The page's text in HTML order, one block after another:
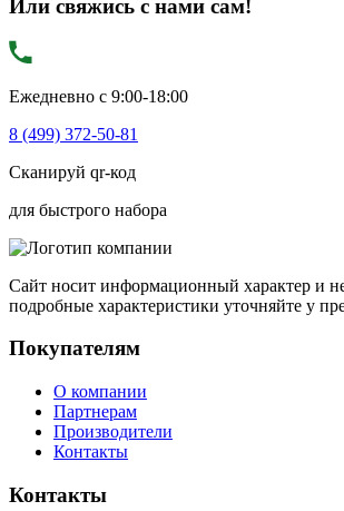
Или свяжись с нами сам!
Ежедневно с 9:00-18:00
8 (499) 372-50-81
Сканируй qr-код
для быстрого набора
Сайт носит информационный характер и
подробные характеристики уточняйте у
Покупателям
О компании
Партнерам
Производители
Контакты
Контакты